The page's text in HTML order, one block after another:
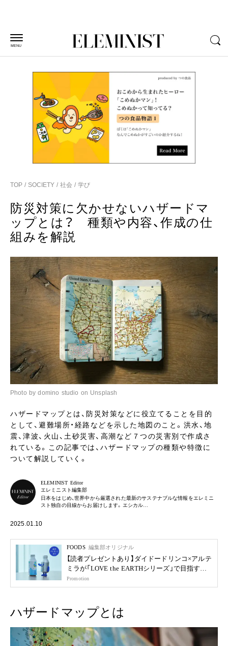
MENU
TOP SOCIETY 社会 学び
防災対策に欠かせないハザードマ
ップとは？ 種類や内容、作成の仕
組みを解説
Photo by domino studio on Unsplash
ハザードマップとは、防災対策などに役立てることを目的
として、避難場所・経路などを示した地図のこと。洪水、地
震、津波、火山、土砂災害、高潮など７つの災害別で作成さ
れている。この記事では、ハザードマップの種類や特徴に
ついて解説していく。
ELEMINIST Editor
エレミニスト編集部
日本をはじめ、世界中から厳選された最新のサステナブルな情報をエレミニ
スト独自の目線からお届けします。エシカル…
2025.01.10
FOODS 編集部オリジナル
【読者プレゼントあり】ダイドードリンコ×アルテ
ミラが「LOVE the EARTHシリーズ」で目指す未
来
Promotion
ハザードマップとは